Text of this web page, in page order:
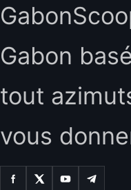
Gabon
tout
vous